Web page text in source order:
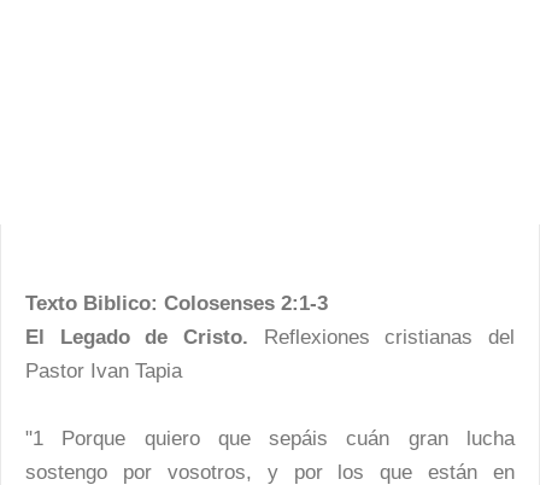
Texto Biblico: Colosenses 2:1-3
El Legado de Cristo. Reflexiones cristianas del
Pastor Ivan Tapia
"1 Porque quiero que sepáis cuán gran lucha
sostengo por vosotros, y por los que están en